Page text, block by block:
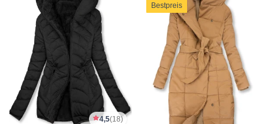
4,5(18)
Bestpreis